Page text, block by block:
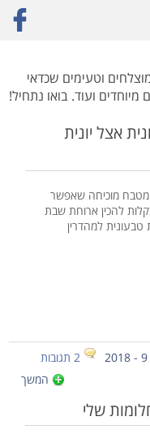
וטעימים שכדאי
ועוד. בואו נתחיל!
אצל יונית
מוכיחה שאפשר
להכין ארוחת שבת
טבעונית למהדרין
2 תגובות
המשך
שלי